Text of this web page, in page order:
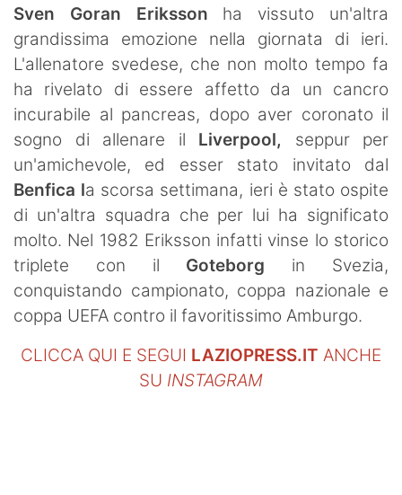
Sven Goran Eriksson ha vissuto un'altra
grandissima emozione nella giornata di ieri.
L'allenatore svedese, che non molto tempo fa
ha rivelato di essere affetto da un cancro
incurabile al pancreas, dopo aver coronato il
sogno di allenare il Liverpool, seppur per
un'amichevole, ed esser stato invitato dal
Benfica la scorsa settimana, ieri è stato ospite
di un'altra squadra che per lui ha significato
molto. Nel 1982 Eriksson infatti vinse lo storico
triplete con il Goteborg in Svezia,
conquistando campionato, coppa nazionale e
coppa UEFA contro il favoritissimo Amburgo.
CLICCA QUI E SEGUI LAZIOPRESS.IT ANCHE
SU INSTAGRAM